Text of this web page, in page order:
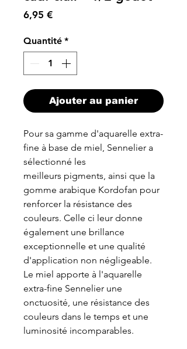
6,95 €Prix
Quantité *
Ajouter au panier
Pour sa gamme d'aquarelle extra-
fine à base de miel, Sennelier a
sélectionné les
meilleurs pigments, ainsi que la
gomme arabique Kordofan pour
renforcer la résistance des
couleurs. Celle ci leur donne
également une brillance
exceptionnelle et une qualité
d'application non négligeable.
Le miel apporte à l'aquarelle
extra-fine Sennelier une
onctuosité, une résistance des
couleurs dans le temps et une
luminosité incomparables.